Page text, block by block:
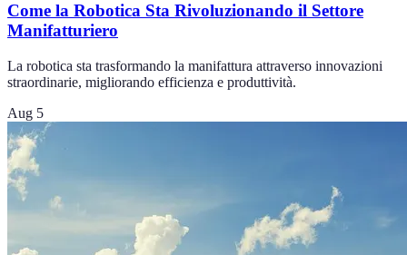
Come la Robotica Sta Rivoluzionando il Settore
Manifatturiero
La robotica sta trasformando la manifattura attraverso innovazioni
straordinarie, migliorando efficienza e produttività.
Aug 5